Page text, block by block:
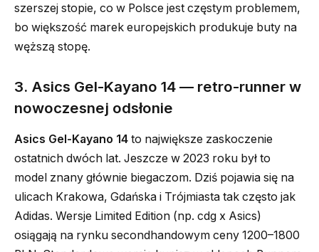
szerszej stopie, co w Polsce jest częstym problemem,
bo większość marek europejskich produkuje buty na
węższą stopę.
3. Asics Gel-Kayano 14 — retro-runner w
nowoczesnej odsłonie
Asics Gel-Kayano 14 to największe zaskoczenie
ostatnich dwóch lat. Jeszcze w 2023 roku był to
model znany głównie biegaczom. Dziś pojawia się na
ulicach Krakowa, Gdańska i Trójmiasta tak często jak
Adidas. Wersje Limited Edition (np. cdg x Asics)
osiągają na rynku secondhandowym ceny 1200–1800